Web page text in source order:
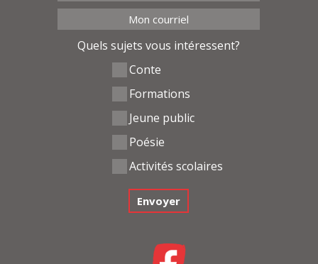
Quels sujets vous intéressent?
Conte
Formations
Jeune public
Poésie
Activités scolaires